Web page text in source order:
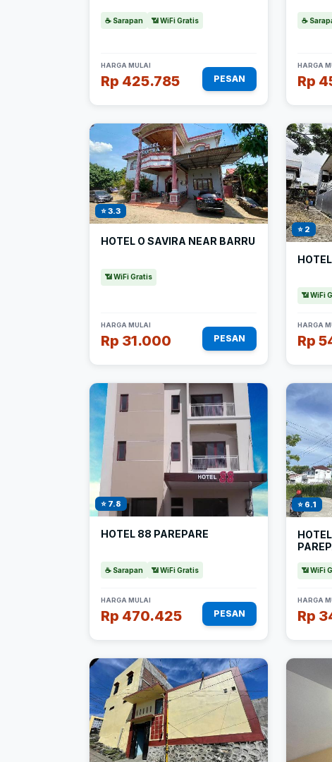
☕ Sarapan 📶 WiFi Gratis
HARGA MULAI
Rp 425.785 PESAN
☕
HARGA
Rp
⭐ 3.3
HOTEL O SAVIRA NEAR BARRU
📶 WiFi Gratis
HARGA MULAI
Rp 31.000 PESAN
⭐ 2
📶 WiFi
HARGA
Rp
⭐ 7.8
HOTEL 88 PAREPARE
☕ Sarapan 📶 WiFi Gratis
HARGA MULAI
Rp 470.425 PESAN
⭐ 6.1
📶 WiFi
HARGA
Rp